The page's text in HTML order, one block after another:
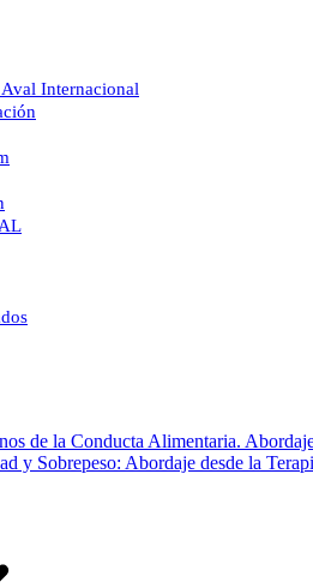
Internacional
de la Conducta Alimentaria.
y Sobrepeso: Abordaje desde la